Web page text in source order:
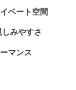
ベート空間
みやすさ
マンス